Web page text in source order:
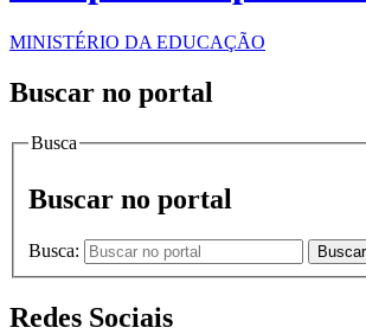
MINISTÉRIO DA EDUCAÇÃO
Buscar no portal
Busca
Buscar no portal
Busca: Buscar
Redes Sociais